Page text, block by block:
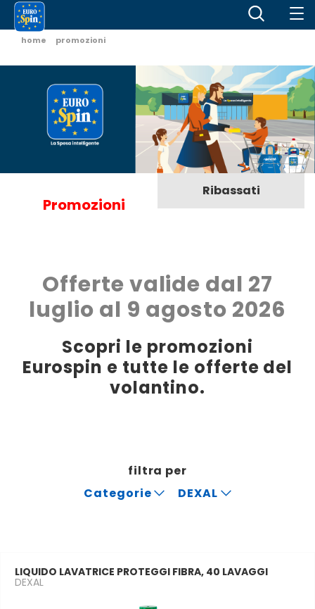
home promozioni
Promozioni
Ribassati
Offerte valide dal 27
luglio al 9 agosto 2026
Scopri le promozioni
Eurospin e tutte le offerte del
volantino.
filtra per
Categorie
DEXAL
LIQUIDO LAVATRICE PROTEGGI FIBRA, 40 LAVAGGI
DEXAL